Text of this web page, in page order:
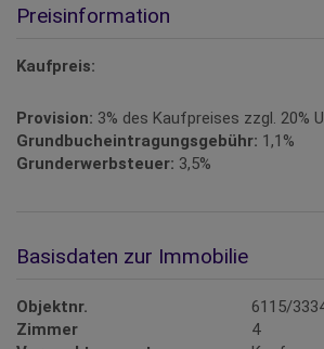
Preisinformation
Kaufpreis:
Provision: 3% des Kaufpreises zzgl. 20%
Grundbucheintragungsgebühr: 1,1%
Grunderwerbsteuer: 3,5%
Basisdaten zur Immobilie
Objektnr.
6115/
Zimmer
4